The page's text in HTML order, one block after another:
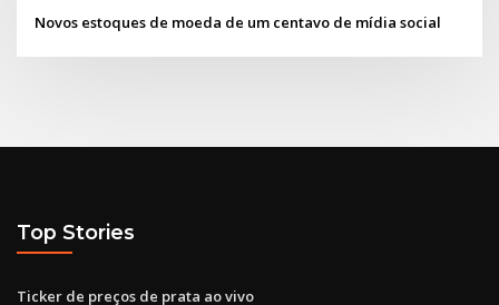
Novos estoques de moeda de um centavo de mídia social
Top Stories
Ticker de preços de prata ao vivo